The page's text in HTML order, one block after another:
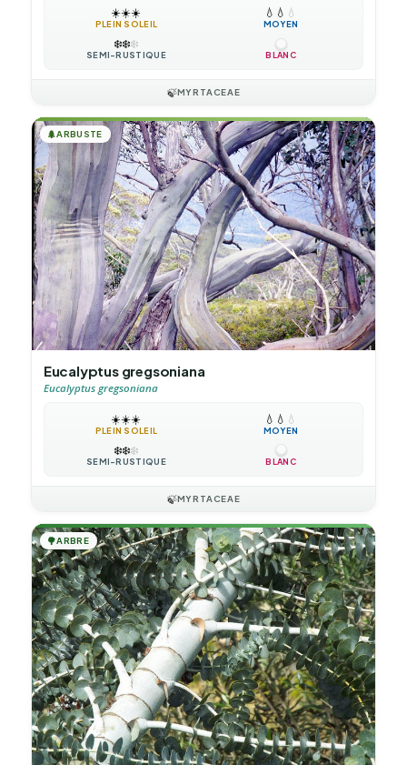
☀️☀️☀️
PLEIN SOLEIL
💧 💧 💧
MOYEN
❄️❄️❄️
SEMI-RUSTIQUE BLANC
🍃MYRTACEAE
🌲ARBUSTE
Eucalyptus gregsoniana
Eucalyptus gregsoniana
☀️☀️☀️
PLEIN SOLEIL
💧 💧 💧
MOYEN
❄️❄️❄️
SEMI-RUSTIQUE BLANC
🍃MYRTACEAE
🌳ARBRE